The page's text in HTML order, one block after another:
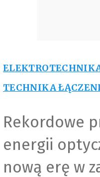
TECHNIKA
Rekordowe
energii
nową erę w